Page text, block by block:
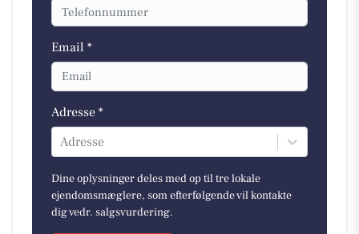
Email *
Adresse *
Adresse
Dine oplysninger deles med op til tre lokale
ejendomsmæglere, som efterfølgende vil kontakte
dig vedr. salgsvurdering.